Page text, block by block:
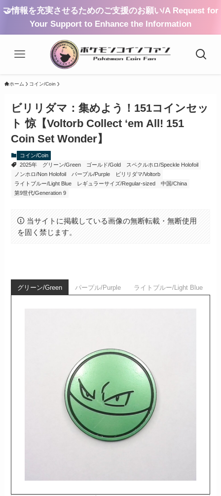
🤝情報を充実させるためのご支援のお願い/A Request for
Your Support to Enhance the Information
ホーム コイン/Coin
ビリリダマ：集めよう！151コインセッ
ト 惊【Voltorb Collect ‘em All! 151
Coin Set Wonder】
コイン/Coin
2025年
グリーン/Green ゴールド/Gold
スペクルホロ/Speckle Holofoil
ノンホロ/Non Holofoil
パープル/Purple
ビリリダマ/Voltorb
ライトブルー/Light Blue
レギュラーサイズ/Regular-sized
中国/China
第9世代/Generation 9
当サイトに掲載している画像の無断転載・無断使用
を固く禁じます。
グリーン/Green パープル/Purple ライトブルー/Light Blue